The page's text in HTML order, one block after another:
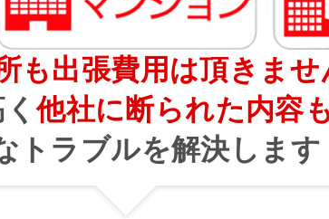
も出張費用は頂きませ
く他社に断られた内容
トラブルを解決します